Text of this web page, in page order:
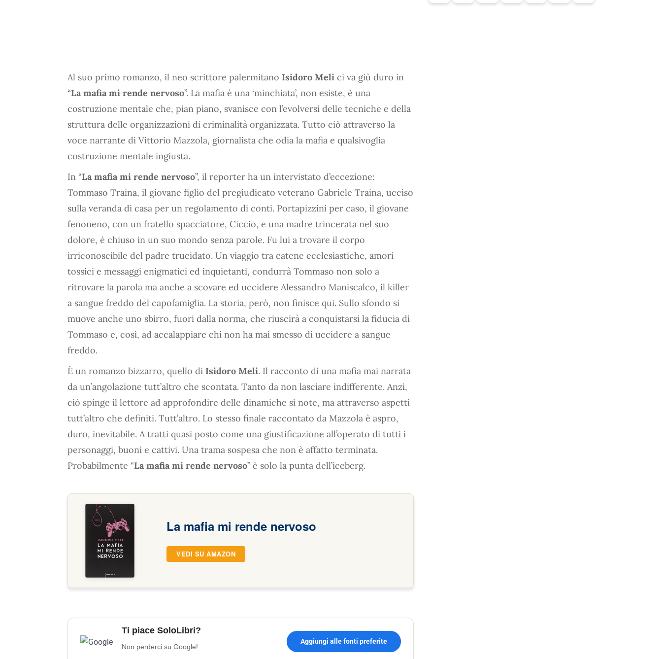
Al suo primo romanzo, il neo scrittore palermitano Isidoro Meli ci va giù duro in
“La mafia mi rende nervoso”. La mafia è una ‘minchiata’, non esiste, è una
costruzione mentale che, pian piano, svanisce con l’evolversi delle tecniche e della
struttura delle organizzazioni di criminalità organizzata. Tutto ciò attraverso la
voce narrante di Vittorio Mazzola, giornalista che odia la mafia e qualsivoglia
costruzione mentale ingiusta.
In “La mafia mi rende nervoso”, il reporter ha un intervistato d’eccezione:
Tommaso Traina, il giovane figlio del pregiudicato veterano Gabriele Traina, ucciso
sulla veranda di casa per un regolamento di conti. Portapizzini per caso, il giovane
fenoneno, con un fratello spacciatore, Ciccio, e una madre trincerata nel suo
dolore, è chiuso in un suo mondo senza parole. Fu lui a trovare il corpo
irriconoscibile del padre trucidato. Un viaggio tra catene ecclesiastiche, amori
tossici e messaggi enigmatici ed inquietanti, condurrà Tommaso non solo a
ritrovare la parola ma anche a scovare ed uccidere Alessandro Maniscalco, il killer
a sangue freddo del capofamiglia. La storia, però, non finisce qui. Sullo sfondo si
muove anche uno sbirro, fuori dalla norma, che riuscirà a conquistarsi la fiducia di
Tommaso e, così, ad accalappiare chi non ha mai smesso di uccidere a sangue
freddo.
È un romanzo bizzarro, quello di Isidoro Meli. Il racconto di una mafia mai narrata
da un’angolazione tutt’altro che scontata. Tanto da non lasciare indifferente. Anzi,
ciò spinge il lettore ad approfondire delle dinamiche sì note, ma attraverso aspetti
tutt’altro che definiti. Tutt’altro. Lo stesso finale raccontato da Mazzola è aspro,
duro, inevitabile. A tratti quasi posto come una giustificazione all’operato di tutti i
personaggi, buoni e cattivi. Una trama sospesa che non è affatto terminata.
Probabilmente “La mafia mi rende nervoso” è solo la punta dell’iceberg.
La mafia mi rende nervoso
VEDI SU AMAZON
Ti piace SoloLibri?
Non perderci su Google!
Aggiungi alle fonti preferite